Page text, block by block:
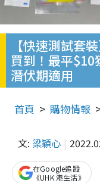
【快速測試套
買到！最平
潛伏期適用
首頁 購物情報
文: 梁穎心
在Google追蹤
《UHK 港生活》